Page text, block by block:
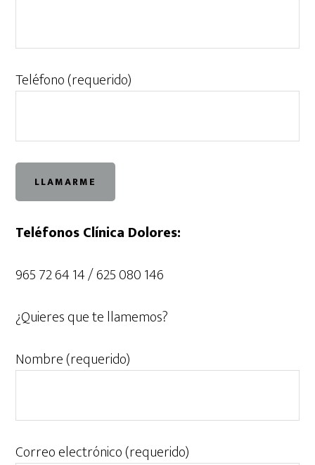
Teléfono (requerido)
Teléfonos Clínica Dolores:
965 72 64 14 / 625 080 146
¿Quieres que te llamemos?
Nombre (requerido)
Correo electrónico (requerido)